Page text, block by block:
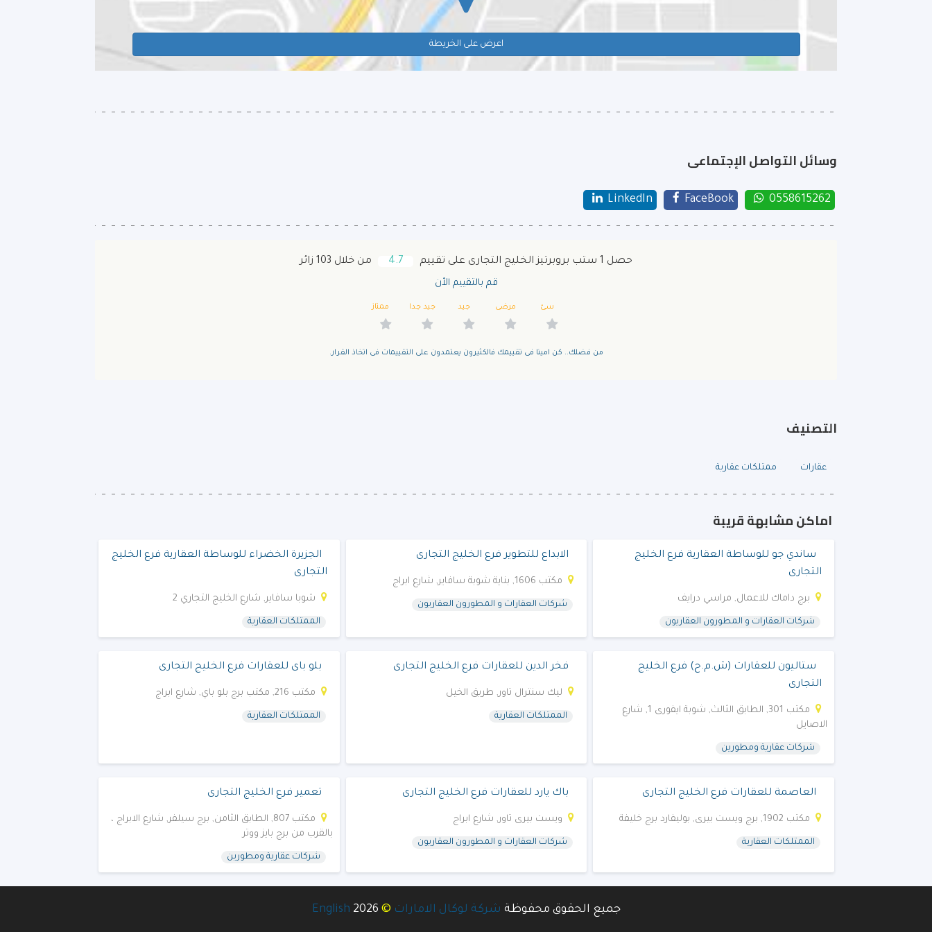
اعرض على الخريطة
وسائل التواصل الإجتماعى
0558615262
FaceBook
LinkedIn
حصل 1 ستب بروبرتيز الخليج التجارى على تقييم 4.7 من خلال 103 زائر
قم بالتقييم الأن
سئ مرضى جيد جيد جدا ممتاز
من فضلك.. كن امينا فى تقييمك فالكثيرون يعتمدون على التقييمات فى اتخاذ القرار.
التصنيف
عقارات ممتلكات عقارية
اماكن مشابهة قريبة
ساندي جو للوساطة العقارية فرع الخليج
التجارى
برج داماك للاعمال, مراسي درايف
شركات العقارات و المطورون العقاريون
الابداع للتطوير فرع الخليج التجارى
مكتب 1606, بناية شوبة سافاير, شارع ابراج
شركات العقارات و المطورون العقاريون
الجزيرة الخضراء للوساطة العقارية فرع الخليج
التجارى
شوبا سافاير, شارع الخليج التجاري 2
الممتلكات العقارية
ستاليون للعقارات (ش.م.ح) فرع الخليج
التجارى
مكتب 301, الطابق الثالث, شوبة ايفورى 1, شارع
الاصايل
شركات عقارية ومطورين
فخر الدين للعقارات فرع الخليج التجارى
ليك سنترال تاور, طريق الخيل
الممتلكات العقارية
بلو باى للعقارات فرع الخليج التجارى
مكتب 216, مكتب برج بلو باي, شارع ابراج
الممتلكات العقارية
العاصمة للعقارات فرع الخليج التجارى
مكتب 1902, برج ويست بيرى, بوليفارد برج خليفة
الممتلكات العقارية
باك يارد للعقارات فرع الخليج التجارى
ويست بيرى تاور, شارع ابراج
شركات العقارات و المطورون العقاريون
تعمير فرع الخليج التجارى
مكتب 807, الطابق الثامن, برج سيلفر, شارع الابراج ،
بالقرب من برج بايز ووتر
شركات عقارية ومطورين
جميع الحقوق محفوظة شركة لوكال الامارات ©
English